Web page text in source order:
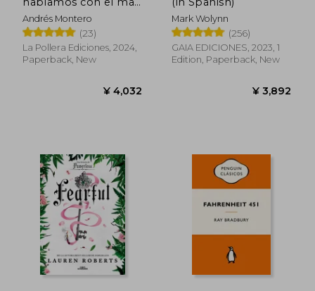
El (in Spanish)
Andrés Montero
(23)
La Pollera Ediciones, 2024,
Paperback, New
Mark Wolynn
(256)
GAIA EDICIONES, 2023, 1
Edition, Paperback, New